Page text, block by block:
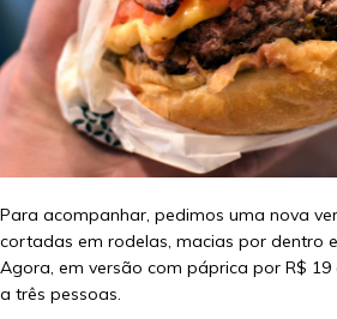
Para acompanhar, pedimos uma nova
cortadas em rodelas, macias por dentro
Agora, em versão com páprica por R$ 19
a três pessoas.